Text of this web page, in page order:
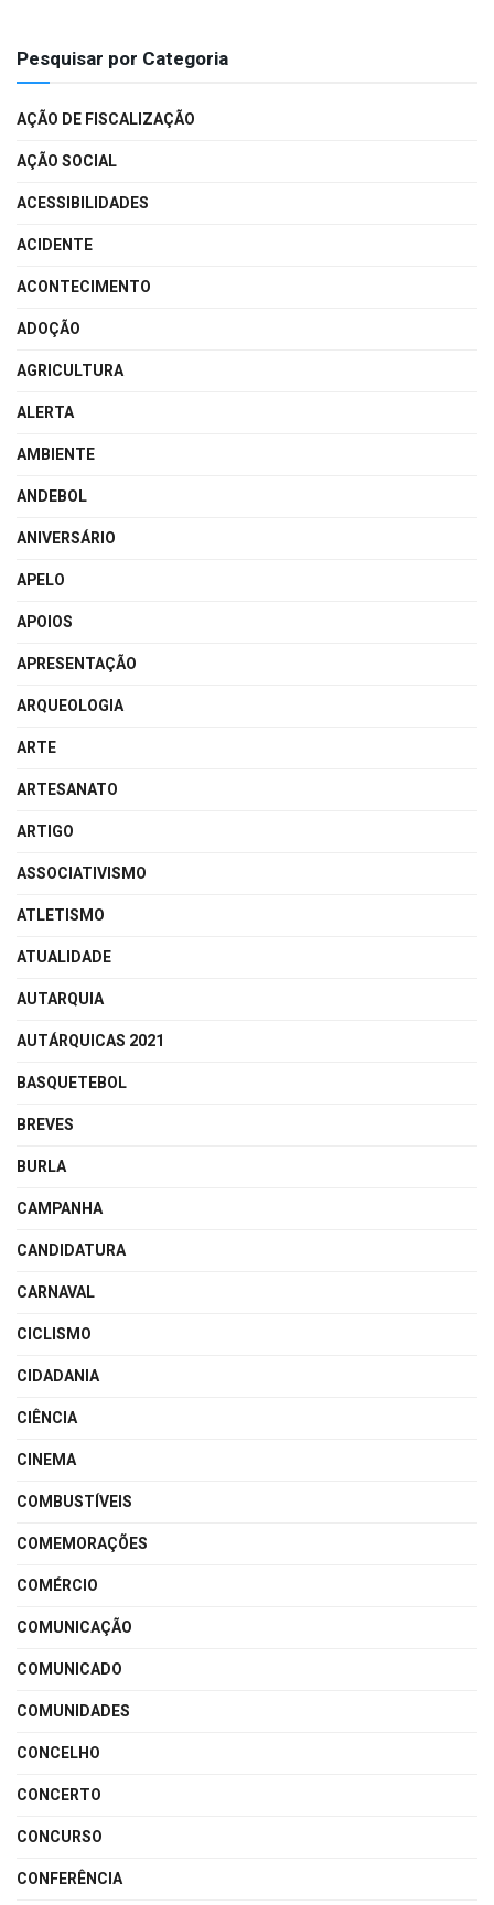
Pesquisar por Categoria
AÇÃO DE FISCALIZAÇÃO
AÇÃO SOCIAL
ACESSIBILIDADES
ACIDENTE
ACONTECIMENTO
ADOÇÃO
AGRICULTURA
ALERTA
AMBIENTE
ANDEBOL
ANIVERSÁRIO
APELO
APOIOS
APRESENTAÇÃO
ARQUEOLOGIA
ARTE
ARTESANATO
ARTIGO
ASSOCIATIVISMO
ATLETISMO
ATUALIDADE
AUTARQUIA
AUTÁRQUICAS 2021
BASQUETEBOL
BREVES
BURLA
CAMPANHA
CANDIDATURA
CARNAVAL
CICLISMO
CIDADANIA
CIÊNCIA
CINEMA
COMBUSTÍVEIS
COMEMORAÇÕES
COMÉRCIO
COMUNICAÇÃO
COMUNICADO
COMUNIDADES
CONCELHO
CONCERTO
CONCURSO
CONFERÊNCIA